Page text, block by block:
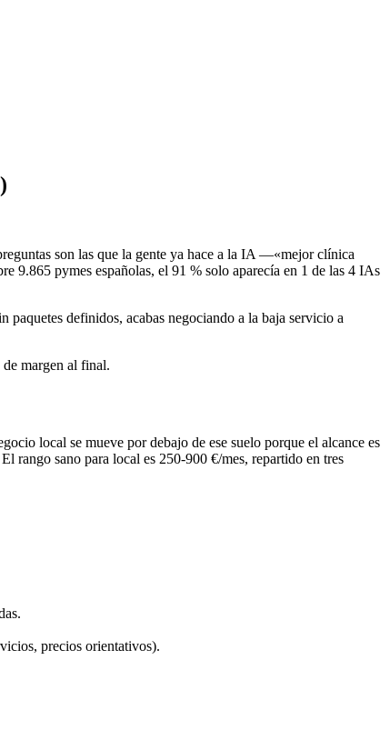
son las que la gente ya hace a la IA —«mejor clínica
9.865 pymes españolas, el 91 % solo aparecía en 1 de las 4 IAs
definidos, acabas negociando a la baja servicio a
margen al final.
local se mueve por debajo de ese suelo porque el alcance es
rango sano para local es 250-900 €/mes, repartido en tres
precios orientativos).